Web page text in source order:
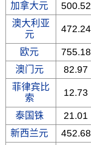
加拿大元
500.52
澳大利亚
元
472.24
欧元 755.18
澳门元
82.97
菲律宾比
索
12.73
泰国铢 21.01
新西兰元
452.68